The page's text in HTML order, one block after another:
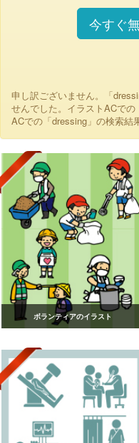
今すぐ
申し訳ございません。「
せんでした。イラストACで
ACでの「dressing」の検索結
ボランティアのイラスト